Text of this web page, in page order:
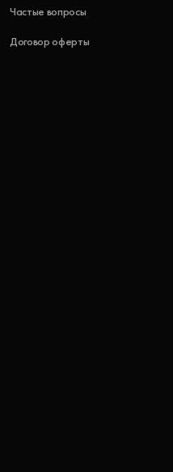
Частые вопросы
Договор оферты